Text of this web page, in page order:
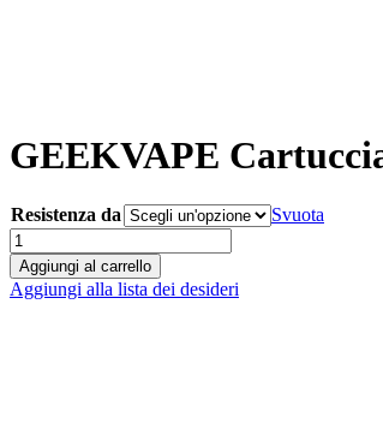
GEEKVAPE
Resistenza da
Svuota
GEEKVAPE
Cartuccia
WENAX
H1
Aggiungi al carrello
Aggiungi alla lista dei desideri